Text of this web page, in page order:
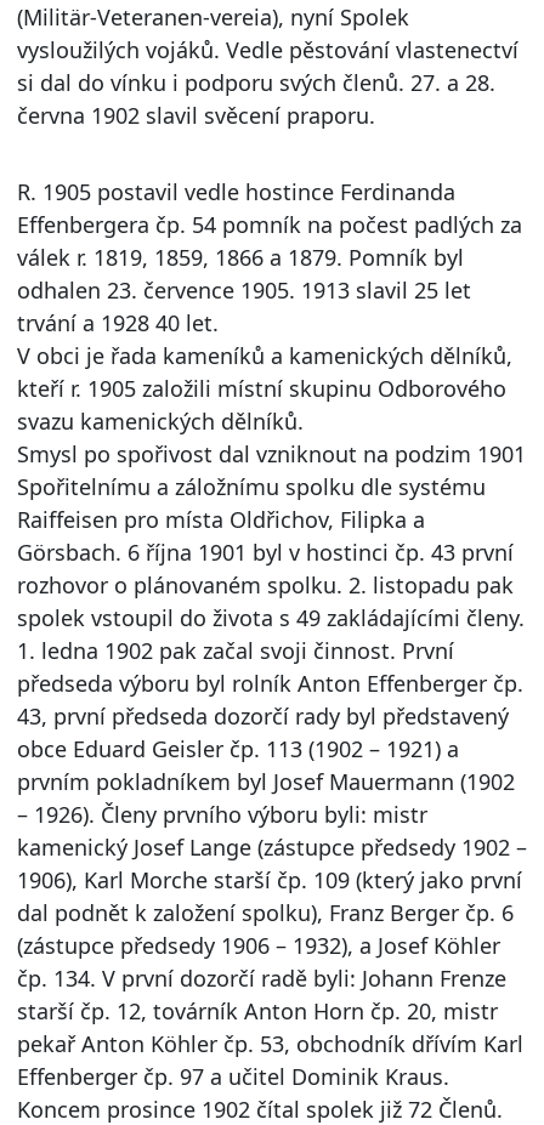
(Militär-Veteranen-vereia), nyní Spolek
vysloužilých vojáků. Vedle pěstování vlastenectví
si dal do vínku i podporu svých členů. 27. a 28.
června 1902 slavil svěcení praporu.
R. 1905 postavil vedle hostince Ferdinanda
Effenbergera čp. 54 pomník na počest padlých za
válek r. 1819, 1859, 1866 a 1879. Pomník byl
odhalen 23. července 1905. 1913 slavil 25 let
trvání a 1928 40 let.
V obci je řada kameníků a kamenických dělníků,
kteří r. 1905 založili místní skupinu Odborového
svazu kamenických dělníků.
Smysl po spořivost dal vzniknout na podzim 1901
Spořitelnímu a záložnímu spolku dle systému
Raiffeisen pro místa Oldřichov, Filipka a
Görsbach. 6 října 1901 byl v hostinci čp. 43 první
rozhovor o plánovaném spolku. 2. listopadu pak
spolek vstoupil do života s 49 zakládajícími členy.
1. ledna 1902 pak začal svoji činnost. První
předseda výboru byl rolník Anton Effenberger čp.
43, první předseda dozorčí rady byl představený
obce Eduard Geisler čp. 113 (1902 – 1921) a
prvním pokladníkem byl Josef Mauermann (1902
– 1926). Členy prvního výboru byli: mistr
kamenický Josef Lange (zástupce předsedy 1902 –
1906), Karl Morche starší čp. 109 (který jako první
dal podnět k založení spolku), Franz Berger čp. 6
(zástupce předsedy 1906 – 1932), a Josef Köhler
čp. 134. V první dozorčí radě byli: Johann Frenze
starší čp. 12, továrník Anton Horn čp. 20, mistr
pekař Anton Köhler čp. 53, obchodník dřívím Karl
Effenberger čp. 97 a učitel Dominik Kraus.
Koncem prosince 1902 čítal spolek již 72 Členů.